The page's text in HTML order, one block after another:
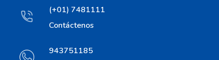
(+01) 7481111
Contáctenos
943751185